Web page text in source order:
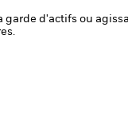
d'actifs ou